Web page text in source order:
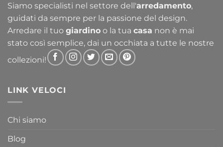
Siamo specialisti nel settore dell'arredamento,
guidati da sempre per la passione del design.
Arredare il tuo giardino o la tua casa non è mai
stato così semplice, dai un occhiata a tutte le nostre
collezioni!
LINK VELOCI
Chi siamo
Blog